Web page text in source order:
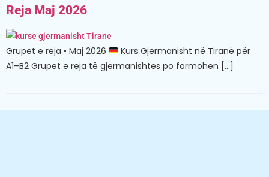
Reja Maj 2026
Grupet e reja • Maj 2026
Kurs Gjermanisht në Tiranë për
A1–B2 Grupet e reja të gjermanishtes po formohen […]